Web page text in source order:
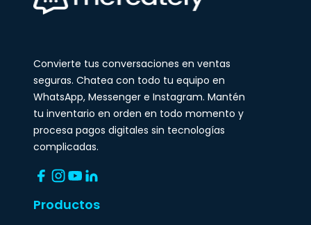
Convierte tus conversaciones en ventas
seguras. Chatea con todo tu equipo en
WhatsApp, Messenger e Instagram. Mantén
tu inventario en orden en todo momento y
procesa pagos digitales sin tecnologías
complicadas.
Productos